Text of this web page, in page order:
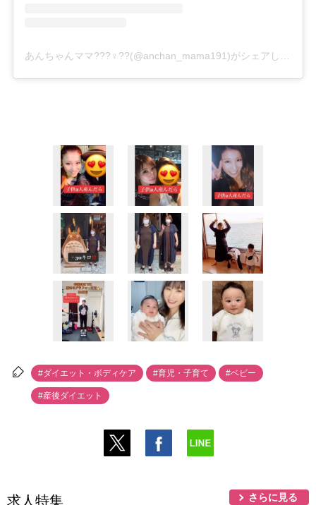
#ダイエット・ボディケア #育児・子育て #ベビー
#産後ダイエット
求人特集 さらに見る